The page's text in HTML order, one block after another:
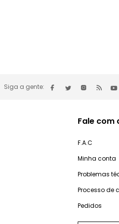
Siga a gente:
Fale com
F.A.C
Minha conta
Problemas
Processo de
Pedidos